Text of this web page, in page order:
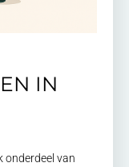
IN
onderdeel van